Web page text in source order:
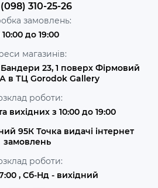
310-25-26
замовлень:
10:00 до 19:00
магазинів:
23, 1 поверх Фірмовий
в ТЦ Gorodok Gallery
роботи:
вихідних з 10:00 до 19:00
замовлень
роботи:
, Сб-Нд - вихідний